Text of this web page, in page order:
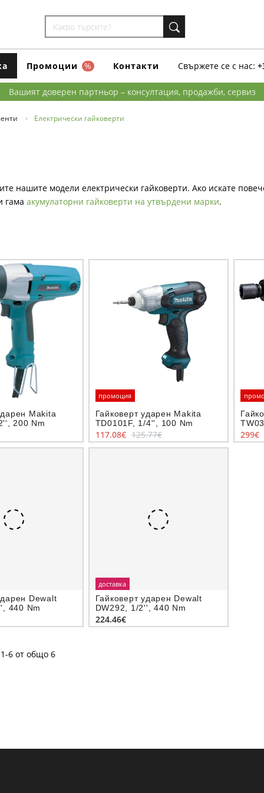
Промоции % Контакти Свържете се с нас:
Вашият доверен партньор – консултация, продажби, сервиз
Електрически гайковерти
нашите модели електрически гайковерти. Ако искате
гама акумулаторни гайковерти на утвърдени марки.
Makita
200 Nm
промоция
Гайковерт ударен Makita
TD0101F, 1/4'', 100 Nm
117.08€ 125.77€ 299€
Dewalt
440 Nm
доставка
Гайковерт ударен Dewalt
DW292, 1/2'', 440 Nm
224.46€
6 от общо 6